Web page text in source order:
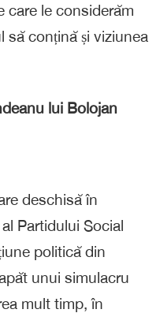
care le considerăm
conțină și viziunea
lui Bolojan
deschisă în
Partidului Social
politică din
unui simulacru
mult timp, în